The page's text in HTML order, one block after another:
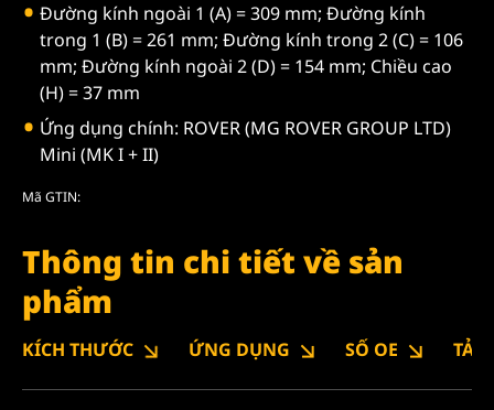
Đường kính ngoài 1 (A) = 309 mm; Đường kính
trong 1 (B) = 261 mm; Đường kính trong 2 (C) = 106
mm; Đường kính ngoài 2 (D) = 154 mm; Chiều cao
(H) = 37 mm
Ứng dụng chính: ROVER (MG ROVER GROUP LTD)
Mini (MK I + II)
Mã GTIN:
Thông tin chi tiết về sản
phẩm
KÍCH THƯỚC ỨNG DỤNG SỐ OE TẢI